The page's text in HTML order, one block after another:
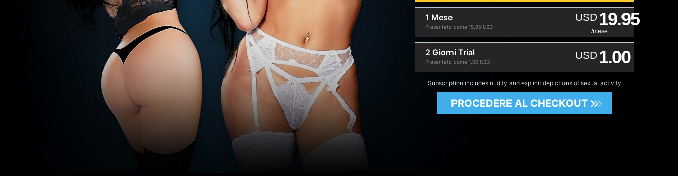
1 Mese
Presentato come 19,95 USD
USD 19.95
/mese
2 Giorni Trial
Presentato come 1,00 USD
USD 1.00
Subscription includes nudity and explicit depictions of sexual activity
PROCEDERE AL CHECKOUT